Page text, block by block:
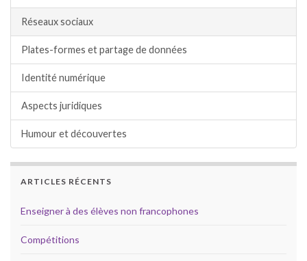
Réseaux sociaux
Plates-formes et partage de données
Identité numérique
Aspects juridiques
Humour et découvertes
ARTICLES RÉCENTS
Enseigner à des élèves non francophones
Compétitions